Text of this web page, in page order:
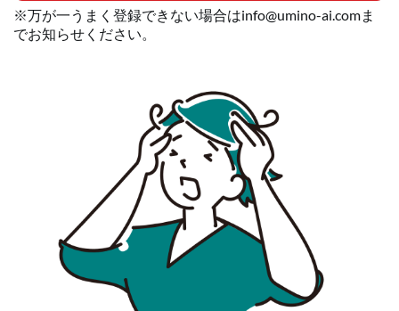
※万が一うまく登録できない場合はinfo@umino-ai.comま
でお知らせください。